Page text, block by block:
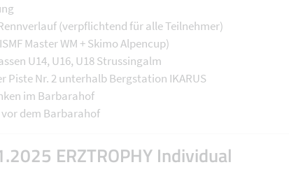
(verpflichtend für alle Teilnehmer)
Master WM + Skimo Alpencup)
U14, U16, U18 Strussingalm
Piste Nr. 2 unterhalb Bergstation IKARUS
im Barbarahof
vor dem Barbarahof
ERZTROPHY Individual